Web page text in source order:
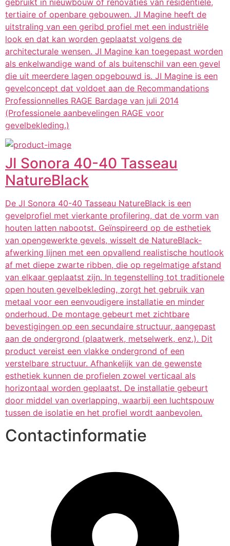
tertiaire of openbare gebouwen. JI Magine heeft de
uitstraling van een geribd profiel met een industriële
look en dat kan worden geplaatst volgens de
architecturale wensen. JI Magine kan toegepast worden
als enkelwandige wand of als buitenschil van een gevel
die uit meerdere lagen opgebouwd is. JI Magine is een
gevelconcept dat voldoet aan de Recommandations
Professionnelles RAGE Bardage van juli 2014
(Professionele aanbevelingen RAGE voor
gevelbekleding.)
JI Sonora 40-40 Tasseau
NatureBlack
De JI Sonora 40-40 Tasseau NatureBlack is een
gevelprofiel met vierkante profilering, dat de vorm van
houten latten nabootst. Geïnspireerd op de esthetiek
van opengewerkte gevels, wisselt de NatureBlack-
afwerking lijnen met een opvallend realistische houtlook
af met diepe zwarte ribben, die op regelmatige afstand
van elkaar geplaatst zijn. In tegenstelling tot traditionele
open houten gevelbekleding, zorgt het gebruik van
metaal voor een eenvoudigere installatie en minder
onderhoud. De montage gebeurt met zichtbare
bevestigingen op een secundaire structuur, aangepast
aan de ondergrond (plaatwerk, metselwerk, enz.). Dit
product vereist een vlakke ondergrond of een
verstelbare structuur. Afhankelijk van de gewenste
esthetiek kunnen de profielen zowel verticaal als
horizontaal worden geplaatst. De installatie gebeurt
door middel van overlapping, waarbij een luchtspouw
tussen de isolatie en het profiel wordt aanbevolen.
Contactinformatie